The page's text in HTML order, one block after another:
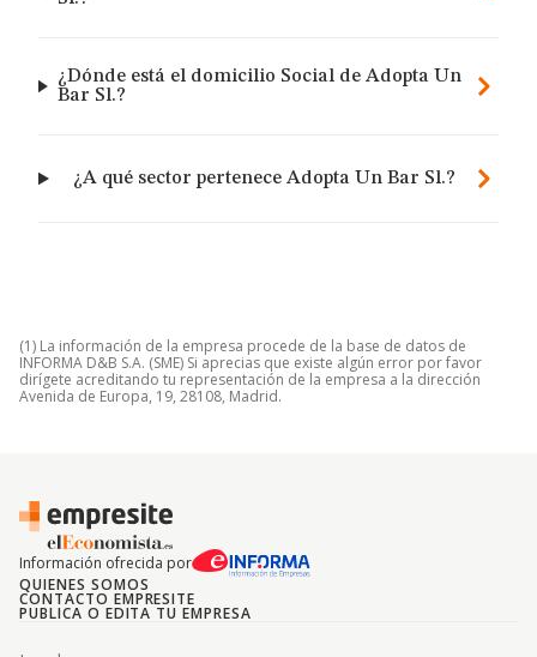
¿Dónde está el domicilio Social de Adopta Un
Bar Sl.?
¿A qué sector pertenece Adopta Un Bar Sl.?
(1) La información de la empresa procede de la base de datos de
INFORMA D&B S.A. (SME) Si aprecias que existe algún error por favor
dirígete acreditando tu representación de la empresa a la dirección
Avenida de Europa, 19, 28108, Madrid.
Información ofrecida por
QUIENES SOMOS
CONTACTO EMPRESITE
PUBLICA O EDITA TU EMPRESA